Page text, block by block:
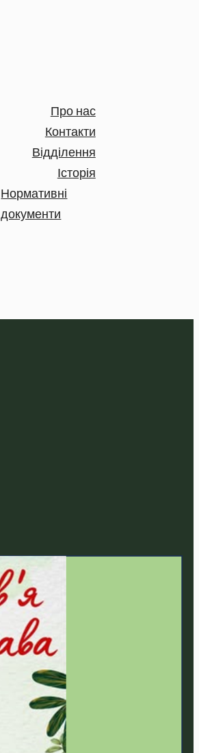
Про нас
Контакти
Відділення
Історія
Нормативні
документи